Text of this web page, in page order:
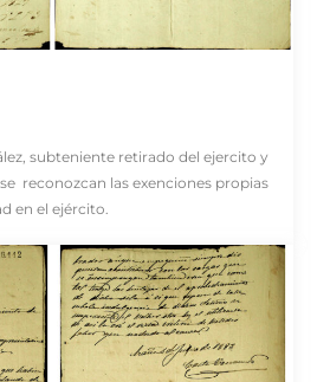
subteniente retirado del ejercito y
reconozcan las exenciones propias
en el ejército.